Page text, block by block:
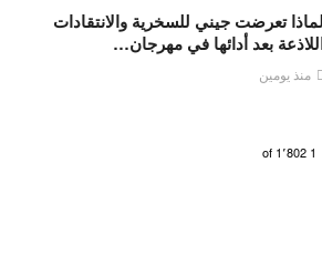
لماذا تعرضت جيني للسخرية والانتقادات
بعد أدائها في مهرجان…
منذ يومين
1 1٬802